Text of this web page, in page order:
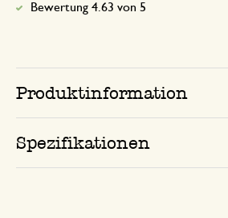
Bewertung 4.63 von 5
Produktinformation
Spezifikationen